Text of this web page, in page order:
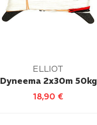
ELLIOT
Dyneema 2x30m 50kg
18,90 €